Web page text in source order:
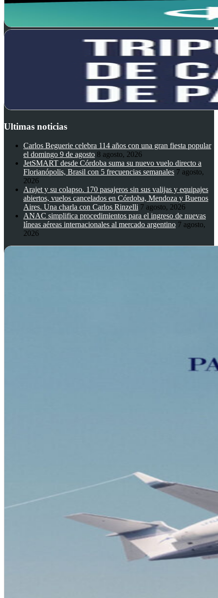
Ultimas noticias
Carlos Beguerie celebra 114 años con una gran fiesta popular
el domingo 9 de agosto 8 agosto, 2026
JetSMART desde Córdoba suma su nuevo vuelo directo a
Florianópolis, Brasil con 5 frecuencias semanales 7 agosto,
2026
Arajet y su colapso. 170 pasajeros sin sus valijas y equipajes
abiertos, vuelos cancelados en Córdoba, Mendoza y Buenos
Aires. Una charla con Carlos Rinzelli 7 agosto, 2026
ANAC simplifica procedimientos para el ingreso de nuevas
líneas aéreas internacionales al mercado argentino 7 agosto,
2026